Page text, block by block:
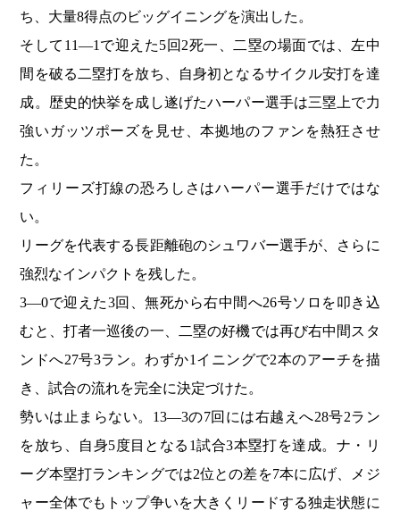
ち、大量8得点のビッグイニングを演出した。
そして11―1で迎えた5回2死一、二塁の場面では、左中
間を破る二塁打を放ち、自身初となるサイクル安打を達
成。歴史的快挙を成し遂げたハーパー選手は三塁上で力
強いガッツポーズを見せ、本拠地のファンを熱狂させ
た。
フィリーズ打線の恐ろしさはハーパー選手だけではな
い。
リーグを代表する長距離砲のシュワバー選手が、さらに
強烈なインパクトを残した。
3―0で迎えた3回、無死から右中間へ26号ソロを叩き込
むと、打者一巡後の一、二塁の好機では再び右中間スタ
ンドへ27号3ラン。わずか1イニングで2本のアーチを描
き、試合の流れを完全に決定づけた。
勢いは止まらない。13―3の7回には右越えへ28号2ラン
を放ち、自身5度目となる1試合3本塁打を達成。ナ・リ
ーグ本塁打ランキングでは2位との差を7本に広げ、メジ
ャー全体でもトップ争いを大きくリードする独走状態に